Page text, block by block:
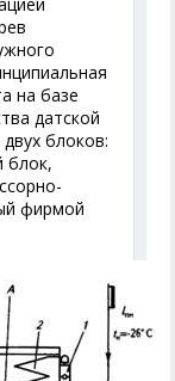
на базе
датской
блоков:
блок,
фирмой